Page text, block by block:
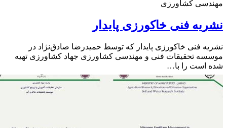
کشاورزی
فنی خاکورزی پایدار
فنی خاکورزی پایدار که توسط حمیدرضا صادق‌نژاد در
تحقیقات فنی و مهندسی کشاورزی جهاد کشاورزی تهیه
است را با…